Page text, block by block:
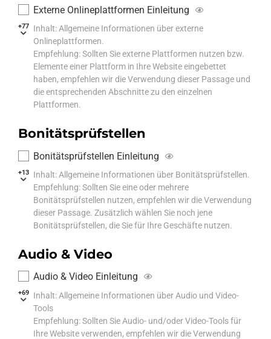
+77
Externe Onlineplattformen Einleitung
Inhalt: Allgemeine Informationen über externe
Onlineplattformen.
Empfehlung: Sollten Sie externe Plattformen nutzen bzw.
Elemente einer Plattform in Ihre Website eingebettet
haben, empfehlen wir die Verwendung dieser Passage und
die entsprechenden Abschnitte zu den einzelnen
Plattformen.
Bonitätsprüfstellen
+13
Bonitätsprüfstellen Einleitung
Inhalt: Allgemeine Informationen über Bonitätsprüfstellen.
Empfehlung: Sollten Sie eine oder mehrere
Bonitätsprüfstellen nutzen, empfehlen wir die Verwendung
dieser Passage. Zusätzlich wählen Sie noch jene
Bonitätsprüfstellen, die Sie für Ihre Geschäfte nutzen.
Audio & Video
+69
Audio & Video Einleitung
Inhalt: Allgemeine Informationen über Audio und Video-
Tools
Empfehlung: Sollten Sie Audio- und/oder Video-Tools für
Ihre Website verwenden, empfehlen wir die Verwendung